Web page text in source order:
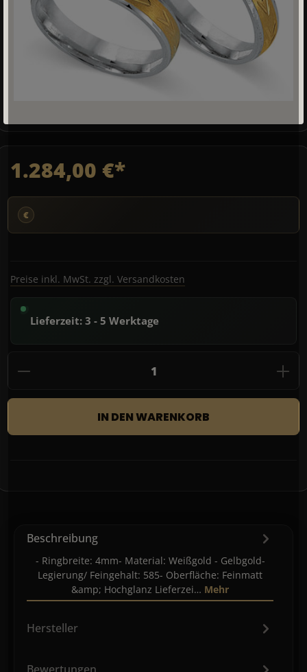
1.284,00 €*
Preise inkl. MwSt. zzgl. Versandkosten
Lieferzeit: 3 - 5 Werktage
Produkt Anzahl: Gib den gewünschten
IN DEN WARENKORB
Beschreibung
- Ringbreite: 4mm- Material: Weißgold - Gelbgold-
Legierung/ Feingehalt: 585- Oberfläche: Feinmatt
&amp; Hochglanz Lieferzei… Mehr
Hersteller